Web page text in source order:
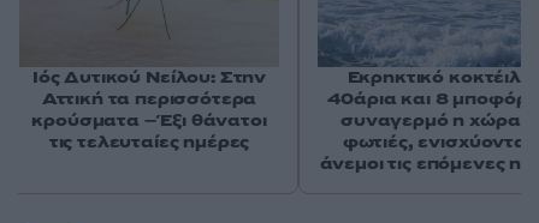
Ιός Δυτικού Νείλου: Στην
Αττική τα περισσότερα
κρούσματα – Έξι θάνατοι
τις τελευταίες ημέρες
Εκρηκτικό κοκτέιλ
40άρια και 8 μποφόρ
συναγερμό η χώρα
φωτιές, ενισχύονται
άνεμοι τις επόμενες